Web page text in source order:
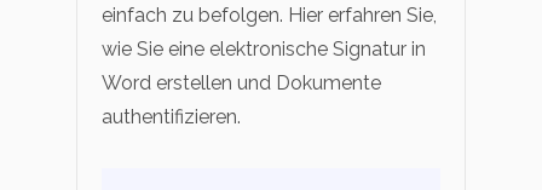
einfach zu befolgen. Hier erfahren Sie,
wie Sie eine elektronische Signatur in
Word erstellen und Dokumente
authentifizieren.